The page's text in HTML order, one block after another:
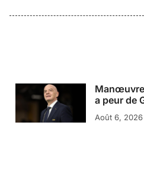
a peur de
Août 6, 2026